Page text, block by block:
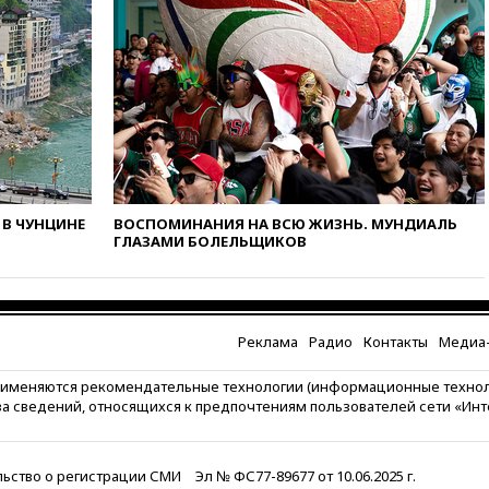
защиту дорог от БПЛА из
средств на ремонт
вчера, 20:00 Зеленский 8
августа посетит Сербию с
официальным визитом
вчера, 19:58В Госдуму будет
внесен законопроект об
отмене ЕГЭ
Ярославля приостановили
работу
призвал доноров-
Вэнса на выборах 2028 года
вчера, 19:20
в РФ превысило максимум
2022 года
аэропорт Геленджика
ЧУНЦИНЕ
ВОСПОМИНАНИЯ НА ВСЮ ЖИЗНЬ. МУНДИАЛЬ
ГЛАЗАМИ БОЛЕЛЬЩИКОВ
Реклама Радио Контакты
рекомендательные технологии (информационные
сведений, относящихся к предпочтениям пользователей сети
о регистрации СМИ Эл № ФС77-89677 от 10.06.2025 г.